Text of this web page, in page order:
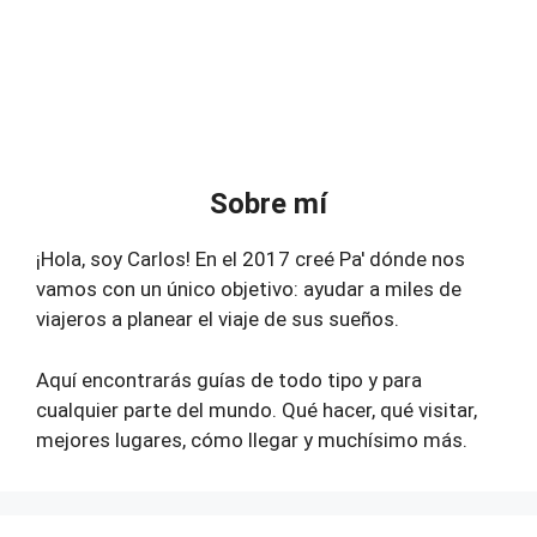
Sobre mí
¡Hola, soy Carlos! En el 2017 creé Pa' dónde nos
vamos con un único objetivo: ayudar a miles de
viajeros a planear el viaje de sus sueños.
Aquí encontrarás guías de todo tipo y para
cualquier parte del mundo. Qué hacer, qué visitar,
mejores lugares, cómo llegar y muchísimo más.